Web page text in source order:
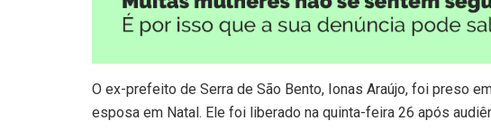
O ex-prefeito de Serra de São Bento, Ionas Araújo, foi preso
esposa em Natal. Ele foi liberado na quinta-feira 26 após